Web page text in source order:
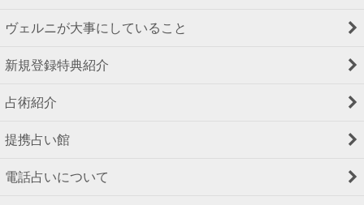
ヴェルニが大事にしていること
新規登録特典紹介
占術紹介
提携占い館
電話占いについて